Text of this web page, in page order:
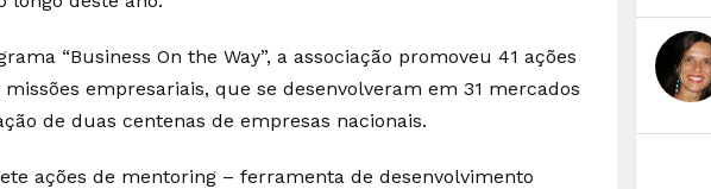
“Business On the Way”, a associação promoveu 41 ações
empresariais, que se desenvolveram em 31 mercados
de duas centenas de empresas nacionais.
ações de mentoring – ferramenta de desenvolvimento